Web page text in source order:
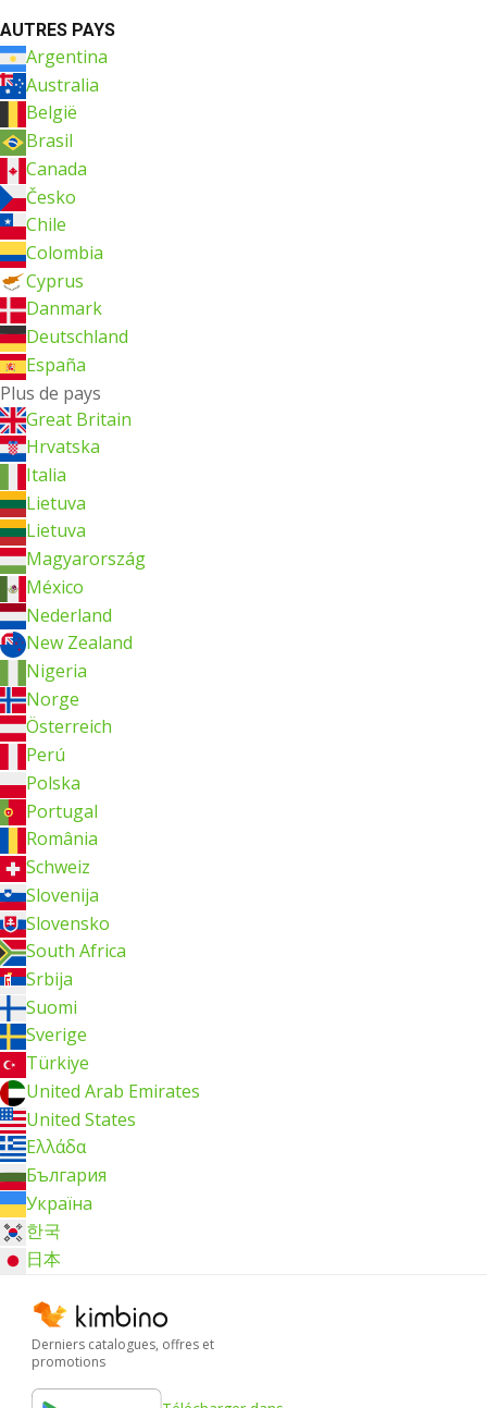
AUTRES PAYS
Argentina
Australia
België
Brasil
Canada
Česko
Chile
Colombia
Cyprus
Danmark
Deutschland
España
Plus de pays
Great Britain
Hrvatska
Italia
Lietuva
Lietuva
Magyarország
México
Nederland
New Zealand
Nigeria
Norge
Österreich
Perú
Polska
Portugal
România
Schweiz
Slovenija
Slovensko
South Africa
Srbija
Suomi
Sverige
Türkiye
United Arab Emirates
United States
Ελλάδα
България
Україна
한국
日本
Derniers catalogues, offres et
promotions